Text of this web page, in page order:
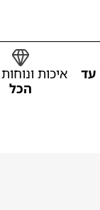
עד
איכות ונוחות
הכל